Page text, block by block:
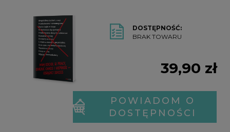
DOSTĘPNOŚĆ:
BRAK TOWARU
39,90 zł
POWIADOM O
DOSTĘPNOŚCI